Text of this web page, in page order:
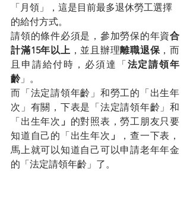
「月領」，這是目前最多退休勞工選擇
的給付方式。
請領的條件必須是，參加勞保的年資合
計滿15年以上 ，並且辦理離職退保，而
且申請給付時，必須達「 法定請領年
齡」。
而「法定請領年齡」和勞工的「出生年
次」有關，下表是「法定請領年齡」和
「出生年次 」 的對照表，勞工朋友只要
知道自己的「出生年次 」
，查一下表，
馬上就可以知道自己可以申請老年年金
的「法定請領年齡」了。